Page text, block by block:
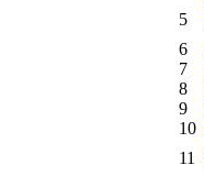
5
6
7
8
9
10
11